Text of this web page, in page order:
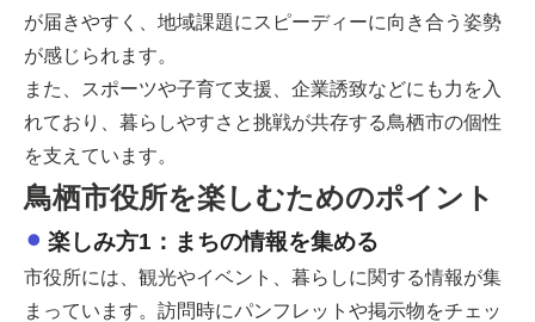
が届きやすく、地域課題にスピーディーに向き合う姿勢
が感じられます。
また、スポーツや子育て支援、企業誘致などにも力を入
れており、暮らしやすさと挑戦が共存する鳥栖市の個性
を支えています。
鳥栖市役所を楽しむためのポイント
楽しみ方1：まちの情報を集める
市役所には、観光やイベント、暮らしに関する情報が集
まっています。訪問時にパンフレットや掲示物をチェッ